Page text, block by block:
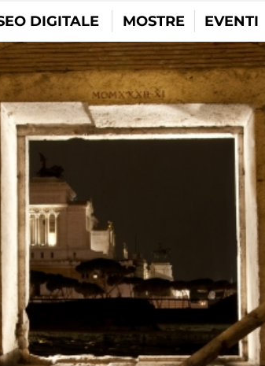
DIGITALE MOSTRE EVENTI